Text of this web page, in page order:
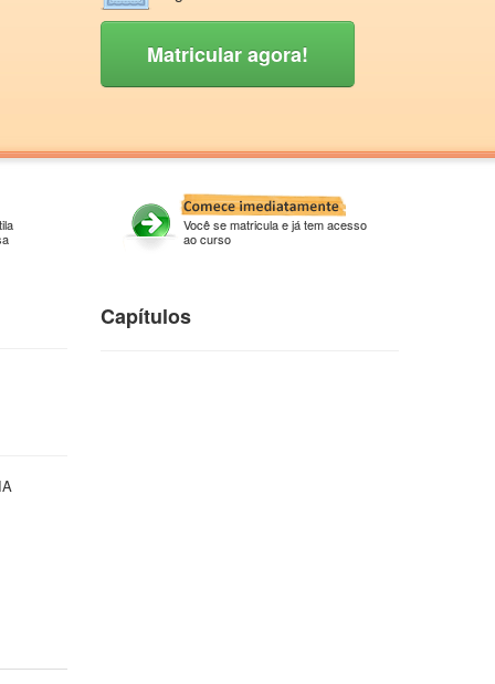
Matricular agora!
Você se matricula e já tem acesso
ao curso
Capítulos